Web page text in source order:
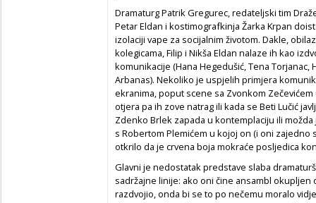
Dramaturg Patrik Gregurec, redateljski tim
Petar Eldan i kostimografkinja Žarka Krpan
izolaciji vape za socijalnim životom. Dakle,
kolegicama, Filip i Nikša Eldan nalaze ih kao
komunikacije (Hana Hegedušić, Tena Torjanac,
Arbanas). Nekoliko je uspjelih primjera
ekranima, poput scene sa Zvonkom
otjera pa ih zove natrag ili kada se Beti Lučić
Zdenko Brlek zapada u kontemplaciju ili
s Robertom Plemićem u kojoj on (i oni zajedno
otkrilo da je crvena boja mokraće posljedica
Glavni je nedostatak predstave slaba
sadržajne linije: ako oni čine ansambl
razdvojio, onda bi se to po nečemu moralo